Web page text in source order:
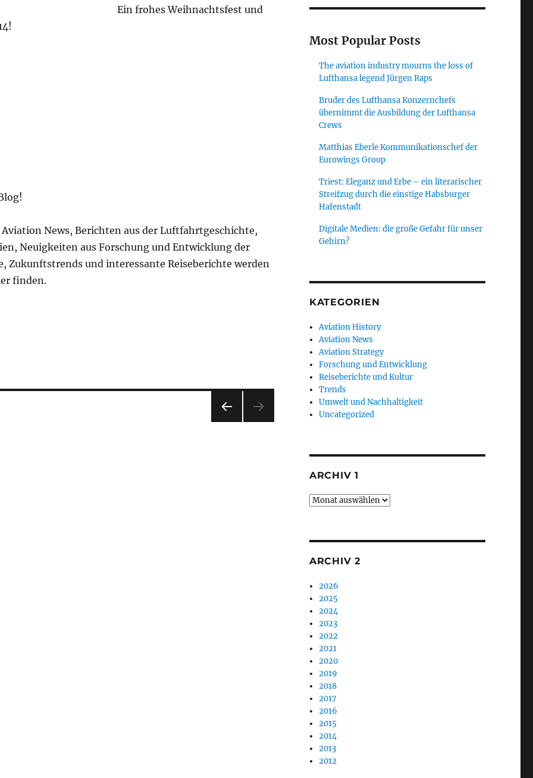
Ein frohes Weihnachtsfest und
Aviation News, Berichten aus der Luftfahrtgeschichte,
Neuigkeiten aus Forschung und Entwicklung der
Zukunftstrends und interessante Reiseberichte werden
finden.
Most Popular Posts
The aviation industry mourns the loss of
Lufthansa legend Jürgen Raps
Bruder des Lufthansa Konzernchefs
übernimmt die Ausbildung der Lufthansa
Crews
Matthias Eberle Kommunikationschef der
Eurowings Group
Triest: Eleganz und Erbe – ein literarischer
Streifzug durch die einstige Habsburger
Hafenstadt
Digitale Medien: die große Gefahr für unser
Gehirn?
KATEGORIEN
Aviation History
Aviation News
Aviation Strategy
Forschung und Entwicklung
Reiseberichte und Kultur
Trends
Umwelt und Nachhaltigkeit
Uncategorized
ARCHIV 1
Archiv
ARCHIV 2
2026
2025
2024
2023
2022
2021
2020
2019
2018
2017
2016
2015
2014
2013
2012